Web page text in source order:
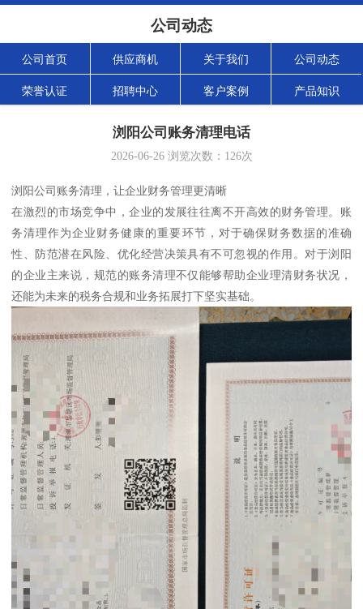
公司动态
公司首页 供应商机 关于我们 公司动态
荣誉认证 招聘中心 客户案例 产品知识
浏阳公司账务清理电话
2026-06-26浏览次数： 126次
浏阳公司账务清理，让企业财务管理更清晰
在激烈的市场竞争中，企业的发展往往离不开高效的财务管理。账
务清理作为企业财务健康的重要环节，对于确保财务数据的准确
性、防范潜在风险、优化经营决策具有不可忽视的作用。对于浏阳
的企业主来说，规范的账务清理不仅能够帮助企业理清财务状况，
还能为未来的税务合规和业务拓展打下坚实基础。